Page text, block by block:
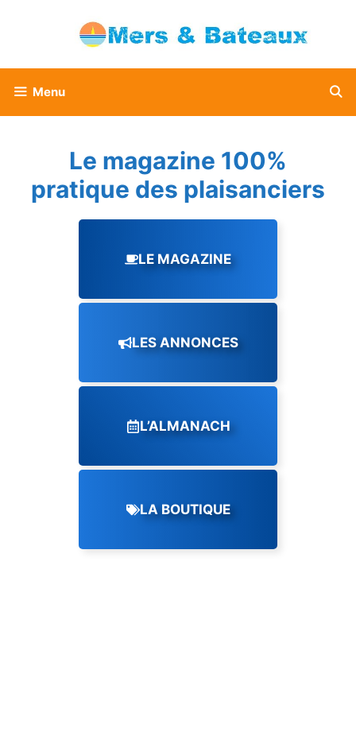
Menu
Le magazine 100%
pratique des plaisanciers
LE MAGAZINE
LES ANNONCES
L’ALMANACH
LA BOUTIQUE